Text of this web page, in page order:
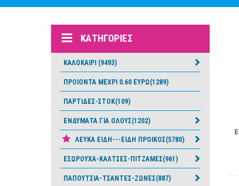
ΚΑΤΗΓΟΡΊΕΣ
ΚΑΛΟΚΑΙΡΙ (9493)
ΠΡΟΙΟΝΤΑ ΜΕΧΡΙ 0.60 ΕΥΡΩ(1289)
ΠΑΡΤΙΔΕΣ-ΣΤΟΚ(109)
ΕΝΔΥΜΑΤΑ ΓΙΑ ΟΛΟΥΣ(1202)
ΛΕΥΚΑ ΕΙΔΗ---ΕΙΔΗ ΠΡΟΙΚΟΣ(5780)
ΕΣΩΡΟΥΧΑ-ΚΑΛΤΣΕΣ-ΠΙΤΖΑΜΕΣ(961)
ΠΑΠΟΥΤΣΙΑ-ΤΣΑΝΤΕΣ-ΖΩΝΕΣ(887)